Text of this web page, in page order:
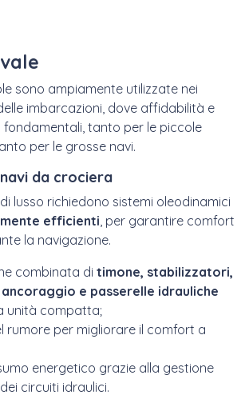
sono ampiamente utilizzate nei
imbarcazioni, dove affidabilità e
fondamentali, tanto per le piccole
per le grosse navi.
da crociera
lusso richiedono sistemi oleodinamici
efficienti, per garantire comfort
la navigazione.
combinata di timone, stabilizzatori,
e passerelle idrauliche
unità compatta;
rumore per migliorare il comfort a
energetico grazie alla gestione
circuiti idraulici.